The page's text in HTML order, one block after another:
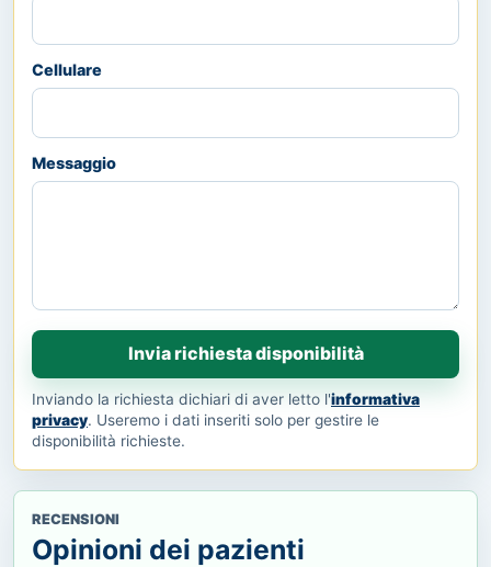
Cellulare
Messaggio
Invia richiesta disponibilità
Inviando la richiesta dichiari di aver letto l'informativa
privacy. Useremo i dati inseriti solo per gestire le
disponibilità richieste.
RECENSIONI
Opinioni dei pazienti